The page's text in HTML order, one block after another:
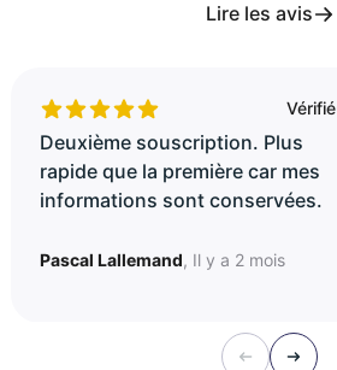
Lire les avis
Vérifié
Deuxième souscription. Plus
rapide que la première car mes
informations sont conservées.
Pascal Lallemand, Il y a 2 mois